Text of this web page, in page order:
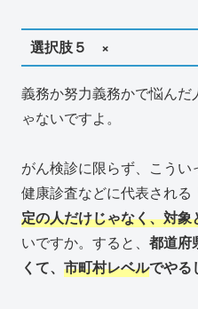
選択肢５ ×
義務か努力義務かで悩ん
ゃないですよ。
がん検診に限らず、こうい
健康診査などに代表される
定の人だけじゃなく、対象
いですか。すると、 都道府
くて、 市町村レベルでやる